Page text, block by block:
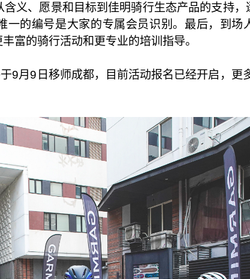
义、愿景和目标到佳明骑行生态产品的支持
的编号是大家的专属会员识别。最后，到场
富的骑行活动和更专业的培训指导。
9月9日移师成都，目前活动报名已经开启，更